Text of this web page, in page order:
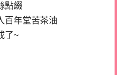
點綴
百年堂苦茶油
了~